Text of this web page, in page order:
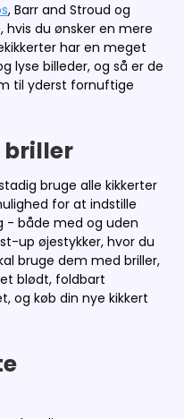
, Barr and Stroud og
du ønsker en mere
har en meget
lyse billeder, og så er de
til yderst fornuftige
briller
bruge alle kikkerter
for at indstille
- både med og uden
up øjestykker, hvor du
bruge dem med briller,
blødt, foldbart
og køb din nye kikkert